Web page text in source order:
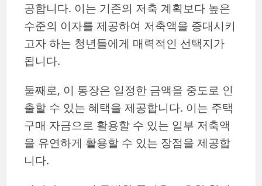
공합니다. 이는 기존의 저축 계획보다 높은
수준의 이자를 제공하여 저축액을 증대시키
고자 하는 청년들에게 매력적인 선택지가
됩니다.
둘째로, 이 통장은 일정한 금액을 중도로 인
출할 수 있는 혜택을 제공합니다. 이는 주택
구매 자금으로 활용할 수 있는 일부 저축액
을 유연하게 활용할 수 있는 장점을 제공합
니다.